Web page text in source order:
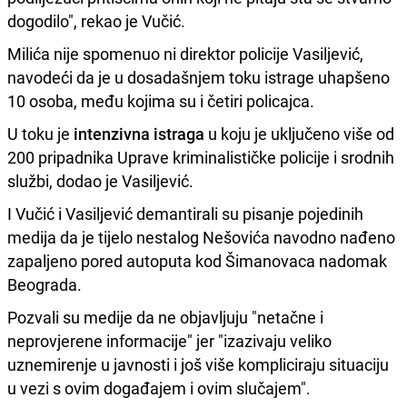
dogodilo", rekao je Vučić.
Milića nije spomenuo ni direktor policije Vasiljević,
navodeći da je u dosadašnjem toku istrage uhapšeno
10 osoba, među kojima su i četiri policajca.
U toku je intenzivna istraga u koju je uključeno više od
200 pripadnika Uprave kriminalističke policije i srodnih
službi, dodao je Vasiljević.
I Vučić i Vasiljević demantirali su pisanje pojedinih
medija da je tijelo nestalog Nešovića navodno nađeno
zapaljeno pored autoputa kod Šimanovaca nadomak
Beograda.
Pozvali su medije da ne objavljuju "netačne i
neprovjerene informacije" jer "izazivaju veliko
uznemirenje u javnosti i još više kompliciraju situaciju
u vezi s ovim događajem i ovim slučajem".